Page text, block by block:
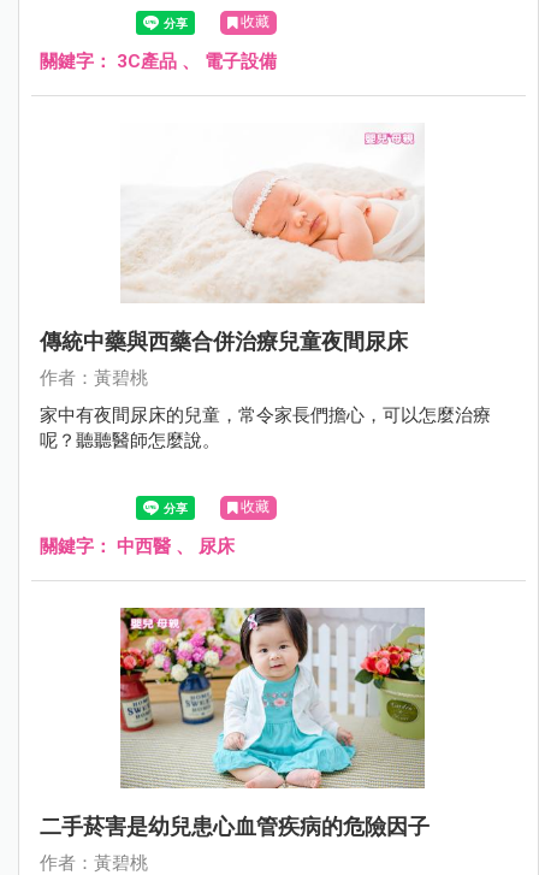
收藏
關鍵字： 3C產品 、 電子設備
傳統中藥與西藥合併治療兒童夜間尿床
作者：黃碧桃
家中有夜間尿床的兒童，常令家長們擔心，可以怎麼治療
呢？聽聽醫師怎麼說。
收藏
關鍵字： 中西醫 、 尿床
二手菸害是幼兒患心血管疾病的危險因子
作者：黃碧桃